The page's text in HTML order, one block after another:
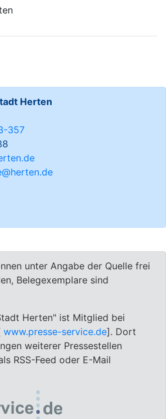
Herten
357
unter Angabe der Quelle frei
Belegexemplare sind
Herten" ist Mitglied bei
www.presse-service.de]. Dort
weiterer Pressestellen
RSS-Feed oder E-Mail